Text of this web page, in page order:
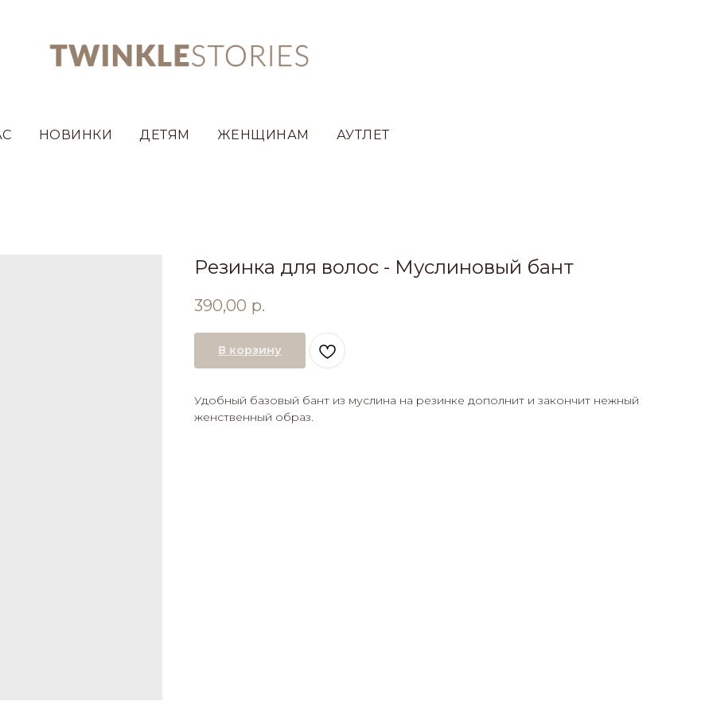
НОВИНКИ ДЕТЯМ ЖЕНЩИНАМ АУТЛЕТ
Резинка для волос - Муслиновый бант
390,00 р.
В корзину
Удобный базовый бант из муслина на резинке дополнит и закончит нежный
женственный образ.